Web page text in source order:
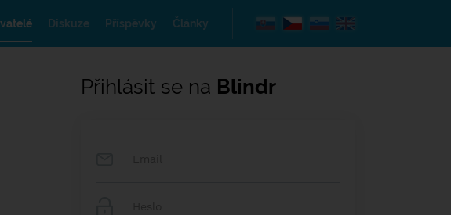
Diskuze Příspěvky Články
Přihlásit se na Blindr